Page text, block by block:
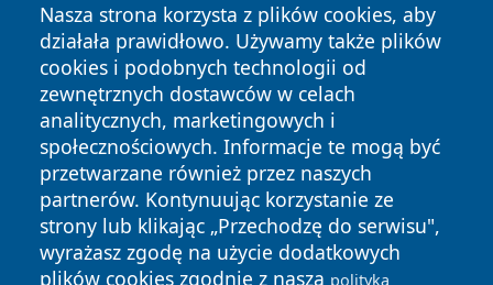
Nasza strona korzysta z plików cookies, aby
działała prawidłowo. Używamy także plików
cookies i podobnych technologii od
zewnętrznych dostawców w celach
analitycznych, marketingowych i
społecznościowych. Informacje te mogą być
przetwarzane również przez naszych
partnerów. Kontynuując korzystanie ze
strony lub klikając „Przechodzę do serwisu",
wyrażasz zgodę na użycie dodatkowych
plików cookies zgodnie z naszą polityką
Copyright © 2026 mojzgierz.pl Wszystkie prawa zastrzeżone.